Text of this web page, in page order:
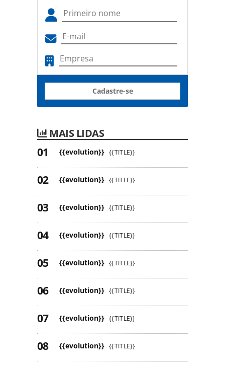
Cadastre-se
MAIS LIDAS
{{evolution}} {{TITLE}}
{{evolution}} {{TITLE}}
{{evolution}} {{TITLE}}
{{evolution}} {{TITLE}}
{{evolution}} {{TITLE}}
{{evolution}} {{TITLE}}
{{evolution}} {{TITLE}}
{{evolution}} {{TITLE}}